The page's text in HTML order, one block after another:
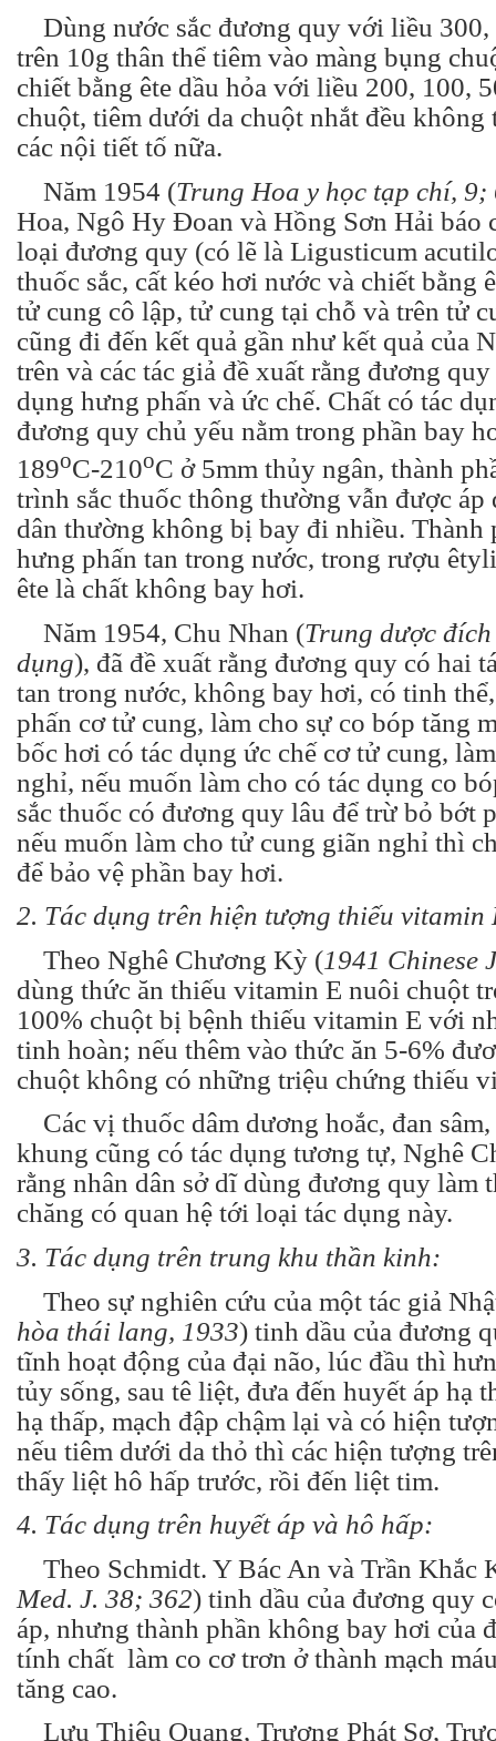
Dùng nước sắc đương quy với liều 300,
trên 10g thân thể tiêm vào màng bụng
chiết bằng ête dầu hỏa với liều 200, 100,
chuột, tiêm dưới da chuột nhắt đều không
các nội tiết tố nữa.
Năm 1954 (Trung Hoa y học tạp chí, 9;
Hoa, Ngô Hy Đoan và Hồng Sơn Hải báo
loại đương quy (có lẽ là Ligusticum
thuốc sắc, cất kéo hơi nước và chiết bằng
tử cung cô lập, tử cung tại chỗ và trên tử
cũng đi đến kết quả gần như kết quả của
trên và các tác giả đề xuất rằng đương
dụng hưng phấn và ức chế. Chất có tác
đương quy chủ yếu nằm trong phần bay
189oC-210oC ở 5mm thủy ngân, thành
trình sắc thuốc thông thường vẫn được áp
dân thường không bị bay đi nhiều. Thành
hưng phấn tan trong nước, trong rượu
ête là chất không bay hơi.
Năm 1954, Chu Nhan (Trung dược
dụng), đã đề xuất rằng đương quy có hai
tan trong nước, không bay hơi, có tinh
phấn cơ tử cung, làm cho sự co bóp tăng
bốc hơi có tác dụng ức chế cơ tử cung,
nghỉ, nếu muốn làm cho có tác dụng co
sắc thuốc có đương quy lâu để trừ bỏ bớt
nếu muốn làm cho tử cung giãn nghỉ thì
để bảo vệ phần bay hơi.
2. Tác dụng trên hiện tượng thiếu vitamin
Theo Nghê Chương Kỳ (1941 Chinese
dùng thức ăn thiếu vitamin E nuôi chuột
100% chuột bị bệnh thiếu vitamin E với
tinh hoàn; nếu thêm vào thức ăn 5-6%
chuột không có những triệu chứng thiếu
Các vị thuốc dâm dương hoắc, đan
khung cũng có tác dụng tương tự, Nghê
rằng nhân dân sở dĩ dùng đương quy làm
chăng có quan hệ tới loại tác dụng này.
3. Tác dụng trên trung khu thần kinh:
Theo sự nghiên cứu của một tác giả
hòa thái lang, 1933) tinh dầu của đương
tĩnh hoạt động của đại não, lúc đầu thì
tủy sống, sau tê liệt, đưa đến huyết áp hạ
hạ thấp, mạch đập chậm lại và có hiện
nếu tiêm dưới da thỏ thì các hiện tượng
thấy liệt hô hấp trước, rồi đến liệt tim.
4. Tác dụng trên huyết áp và hô hấp:
Theo Schmidt. Y Bác An và Trần Khắc
Med. J. 38; 362) tinh dầu của đương quy
áp, nhưng thành phần không bay hơi của
tính chất làm co cơ trơn ở thành mạch
tăng cao.
Lưu Thiệu Quang, Trương Phát Sơ,